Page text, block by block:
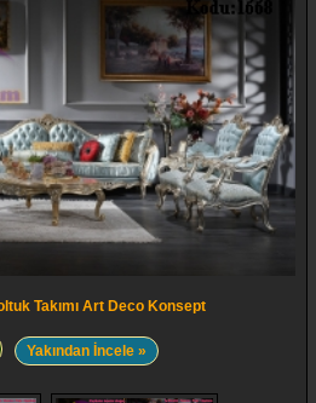
Takımı Art Deco Konsept
Yakından İncele »